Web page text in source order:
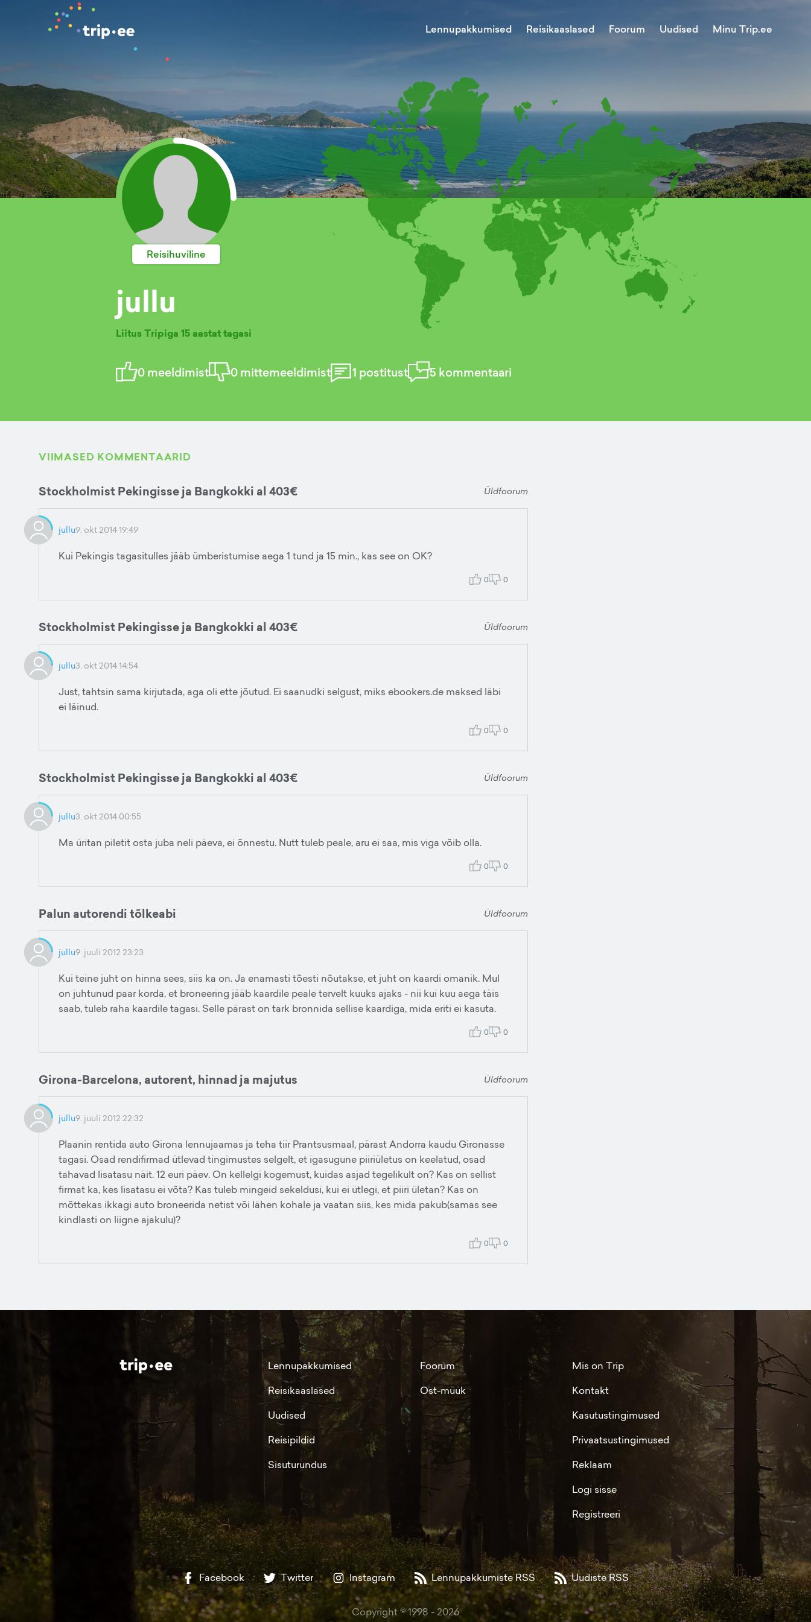
Lennupakkumised Reisikaaslased Foorum Uudised Minu Trip.ee
Reisihuviline
jullu
Liitus Tripiga 15 aastat tagasi
0meeldimist 0mittemeeldimist 1 postitust 5 kommentaari
VIIMASED KOMMENTAARID
Stockholmist Pekingisse ja Bangkokki al 403€ Üldfoorum
jullu9. okt 2014 19:49
Kui Pekingis tagasitulles jääb ümberistumise aega 1 tund ja 15 min., kas see on OK?
0 0
Stockholmist Pekingisse ja Bangkokki al 403€ Üldfoorum
jullu3. okt 2014 14:54
Just, tahtsin sama kirjutada, aga oli ette jõutud. Ei saanudki selgust, miks ebookers.de maksed läbi
ei läinud.
0 0
Stockholmist Pekingisse ja Bangkokki al 403€ Üldfoorum
jullu3. okt 2014 00:55
Ma üritan piletit osta juba neli päeva, ei õnnestu. Nutt tuleb peale, aru ei saa, mis viga võib olla.
0 0
Palun autorendi tõlkeabi Üldfoorum
jullu9. juuli 2012 23:23
Kui teine juht on hinna sees, siis ka on. Ja enamasti tõesti nõutakse, et juht on kaardi omanik. Mul
on juhtunud paar korda, et broneering jääb kaardile peale tervelt kuuks ajaks - nii kui kuu aega täis
saab, tuleb raha kaardile tagasi. Selle pärast on tark bronnida sellise kaardiga, mida eriti ei kasuta.
0 0
Girona-Barcelona, autorent, hinnad ja majutus Üldfoorum
jullu9. juuli 2012 22:32
Plaanin rentida auto Girona lennujaamas ja teha tiir Prantsusmaal, pärast Andorra kaudu Gironasse
tagasi. Osad rendifirmad ütlevad tingimustes selgelt, et igasugune piiriületus on keelatud, osad
tahavad lisatasu näit. 12 euri päev. On kellelgi kogemust, kuidas asjad tegelikult on? Kas on sellist
firmat ka, kes lisatasu ei võta? Kas tuleb mingeid sekeldusi, kui ei ütlegi, et piiri ületan? Kas on
mõttekas ikkagi auto broneerida netist või lähen kohale ja vaatan siis, kes mida pakub(samas see
kindlasti on liigne ajakulu)?
0 0
Lennupakkumised
Reisikaaslased
Uudised
Reisipildid
Sisuturundus
Foorum
Ost-müük
Mis on Trip
Kontakt
Kasutustingimused
Privaatsustingimused
Reklaam
Logi sisse
Registreeri
Facebook Twitter Instagram Lennupakkumiste RSS Uudiste RSS
Copyright © 1998 - 2026